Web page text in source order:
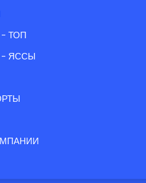
ТОП
- ЯССЫ